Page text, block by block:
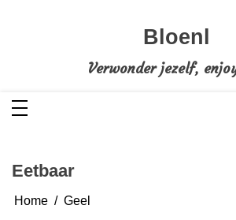
Bloenl
Verwonder jezelf,
Eetbaar
Home Geel